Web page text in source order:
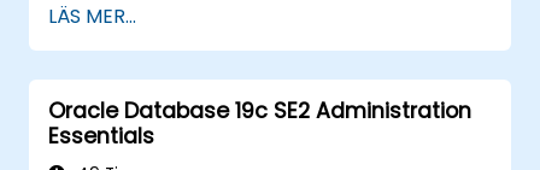
och återanvändbara dashboards.
Implementera aviseringssmekanismer för
att öka operationell uppmärksamhet.
LÄS MER...
Oracle Database 19c SE2 Administration
Essentials